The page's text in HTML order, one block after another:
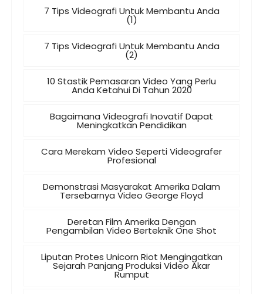
7 Tips Videografi Untuk Membantu Anda
(1)
7 Tips Videografi Untuk Membantu Anda
(2)
10 Stastik Pemasaran Video Yang Perlu
Anda Ketahui Di Tahun 2020
Bagaimana Videografi Inovatif Dapat
Meningkatkan Pendidikan
Cara Merekam Video Seperti Videografer
Profesional
Demonstrasi Masyarakat Amerika Dalam
Tersebarnya Video George Floyd
Deretan Film Amerika Dengan
Pengambilan Video Berteknik One Shot
Liputan Protes Unicorn Riot Mengingatkan
Sejarah Panjang Produksi Video Akar
Rumput